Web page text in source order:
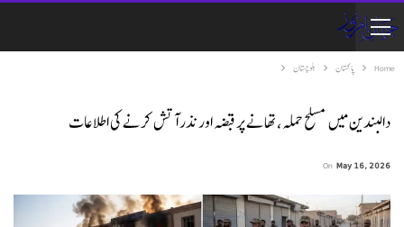
Home پاکستان بلوچستان
دالبندین میں مسلح حملہ، تھانے پر قبضہ اور نذر آتش کرنے کی اطلاعات
On May 16, 2026